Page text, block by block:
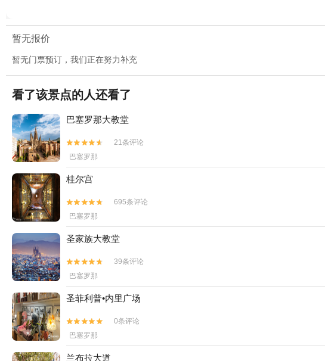
暂无报价
暂无门票预订，我们正在努力补充
看了该景点的人还看了
巴塞罗那大教堂


21条评论
巴塞罗那
桂尔宫


695条评论
巴塞罗那
圣家族大教堂


39条评论
巴塞罗那
圣菲利普•内里广场


0条评论
巴塞罗那
兰布拉大道